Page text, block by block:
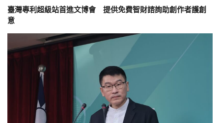
臺灣專利超級站首進文博會 提供免費智財諮詢助創作者護創
意